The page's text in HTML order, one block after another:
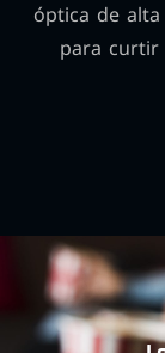
óptica de
para curtir